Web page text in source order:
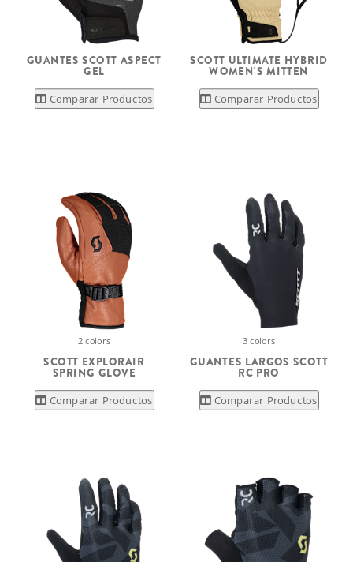
GUANTES SCOTT ASPECT
GEL
Comparar Productos
SCOTT ULTIMATE HYBRID
WOMEN'S MITTEN
Comparar Productos
2 colors
SCOTT EXPLORAIR
SPRING GLOVE
Comparar Productos
3 colors
GUANTES LARGOS SCOTT
RC PRO
Comparar Productos